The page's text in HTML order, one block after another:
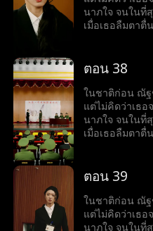
นาภใจ จนในที่
เมื่อเธอลืมตา
แต่งงานกับวีร
มหาวิทยาลัยไว้
ตอน 38
ในชาติก่อน ณัฐ
แต่ไม่คิดว่าเธอ
นาภใจ จนในที่
เมื่อเธอลืมตา
แต่งงานกับวีร
มหาวิทยาลัยไว้
ตอน 39
ในชาติก่อน ณัฐ
แต่ไม่คิดว่าเธอ
นาภใจ จนในที่